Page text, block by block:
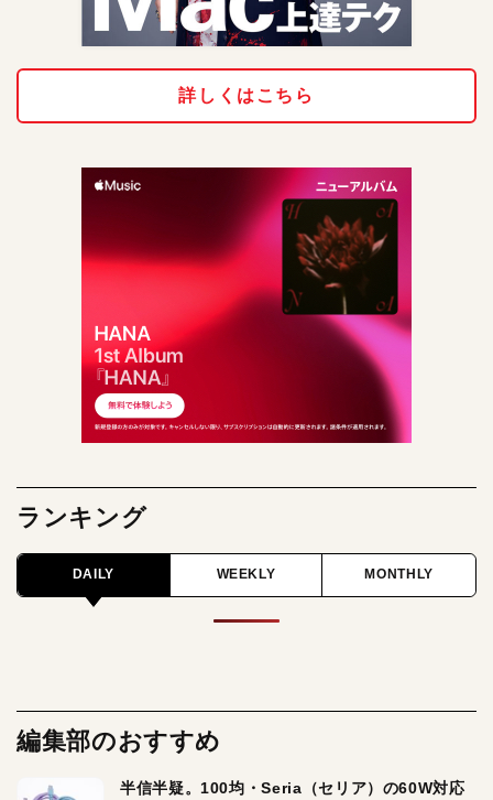
詳しくはこちら
ランキング
DAILY WEEKLY MONTHLY
編集部のおすすめ
半信半疑。100均・Seria（セリア）の60W対応